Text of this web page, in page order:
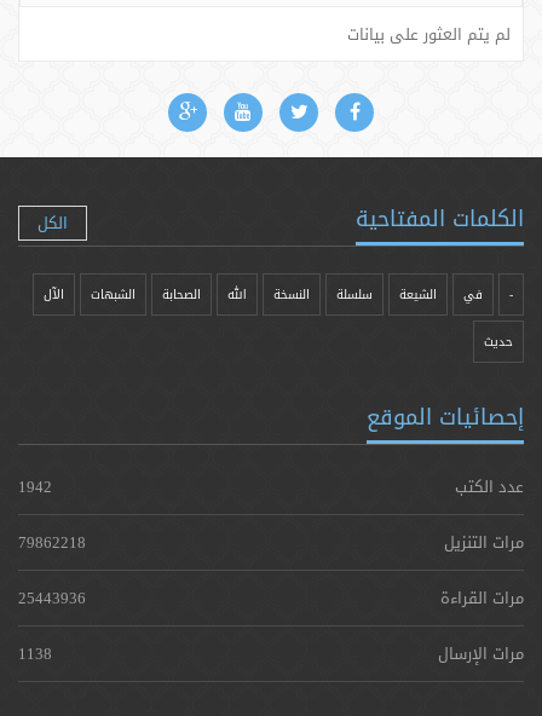
لم يتم العثور على بيانات
الكلمات المفتاحية الكل
- في الشيعة سلسلة النسخة الله الصحابة الشبهات الآل
حدیث
إحصائيات الموقع
عدد الكتب
1942
مرات التنزيل
79862218
مرات القراءة
25443936
مرات الإرسال
1138